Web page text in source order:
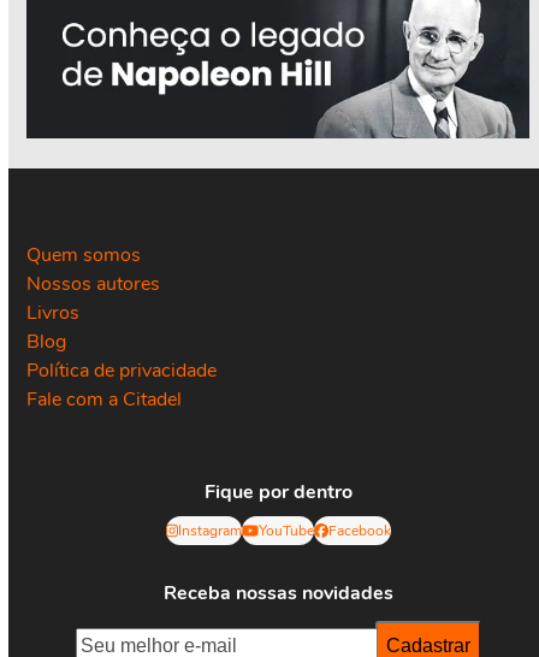
Quem somos
Nossos autores
Livros
Blog
Política de privacidade
Fale com a Citadel
Fique por dentro
Instagram YouTube Facebook
Receba nossas novidades